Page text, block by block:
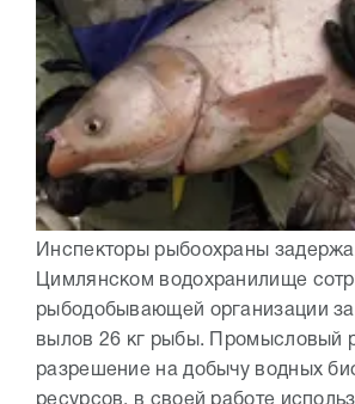
Инспекторы рыбоохраны
Цимлянском водохранилище
рыбодобывающей организации
вылов 26 кг рыбы. Промысловый
разрешение на добычу водных
ресурсов, в своей работе